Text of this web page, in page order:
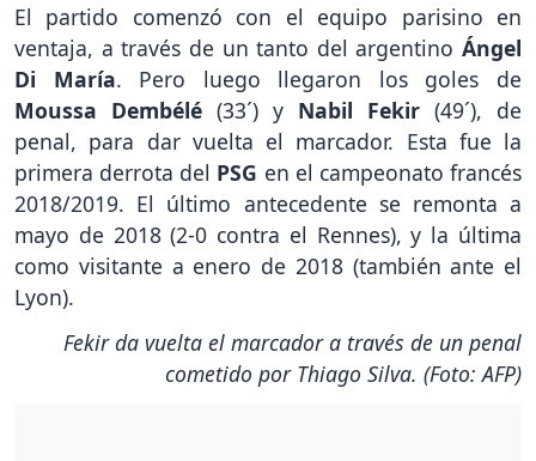
El partido comenzó con el equipo parisino en
ventaja, a través de un tanto del argentino Ángel
Di María. Pero luego llegaron los goles de
Moussa Dembélé (33´) y Nabil Fekir (49´), de
penal, para dar vuelta el marcador. Esta fue la
primera derrota del PSG en el campeonato francés
2018/2019. El último antecedente se remonta a
mayo de 2018 (2-0 contra el Rennes), y la última
como visitante a enero de 2018 (también ante el
Lyon).
Fekir da vuelta el marcador a través de un penal
cometido por Thiago Silva. (Foto: AFP)